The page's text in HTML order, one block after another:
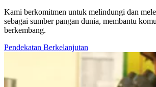
Kami berkomitmen untuk melindungi dan
sebagai sumber pangan dunia, membantu
berkembang.
Pendekatan Berkelanjutan